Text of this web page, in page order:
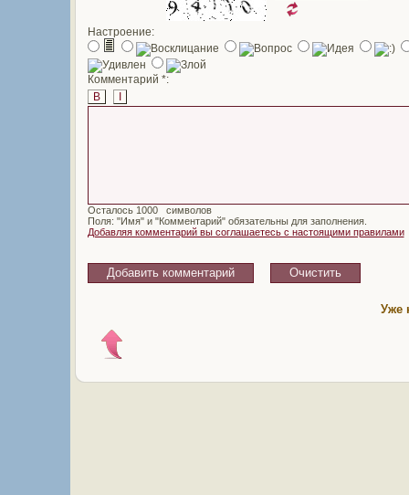
Настроение:
Комментарий *:
B
I
Осталось
символов
Поля: "Имя" и "Комментарий" обязательны для заполнения.
Добавляя комментарий вы соглашаетесь с настоящими правилами
Уже